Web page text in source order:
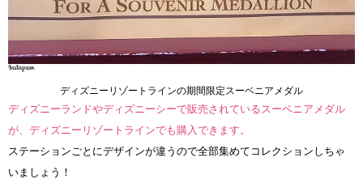
ディズニーリゾートラインの期間限定スーベニアメダル
ディズニーランドやディズニーシーで販売されているスーベニアメダル
が、ディズニーリゾートラインでも購入できます。
ステーションごとにデザインが違うので全部集めてコレクションしちゃ
いましょう！